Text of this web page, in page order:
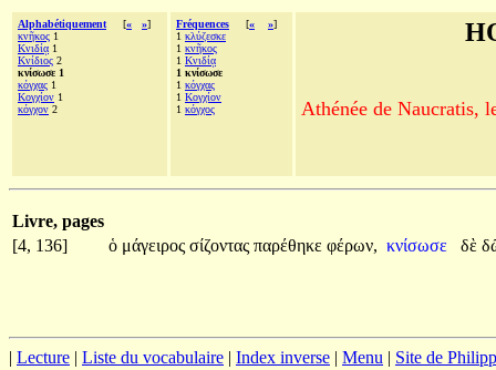
Alphabétiquement [« »]
κνῆκος 1
Κνιδίᾳ 1
Κνίδιος 2
κνίσωσε 1
κόγχας 1
Κογχίον 1
κόγχον 2
Fréquences [« »]
1 κλύζεσκε
1 κνῆκος
1 Κνιδίᾳ
1 κνίσωσε
1 κόγχας
1 Κογχίον
1 κόγχος Athénée de Naucratis,
Livre, pages
[4, 136]
ὁ μάγειρος σίζοντας παρέθηκε φέρων, κνίσωσε δὲ
| Lecture | Liste du vocabulaire | Index inverse | Menu | Site de